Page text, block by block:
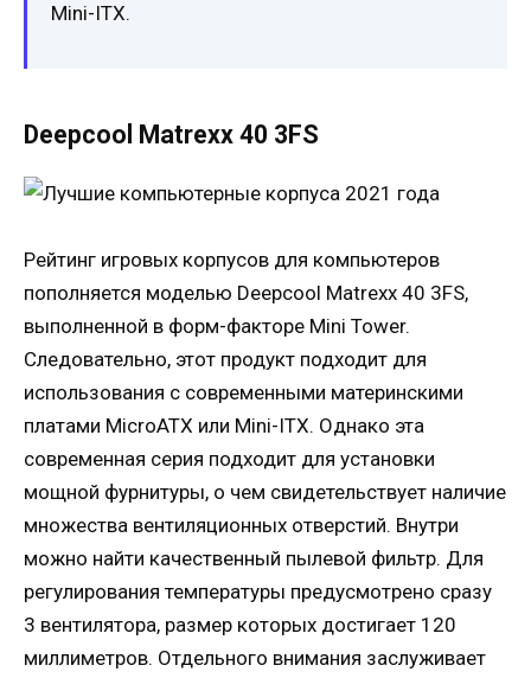
Mini-ITX.
Deepcool Matrexx 40 3FS
Рейтинг игровых корпусов для компьютеров
пополняется моделью Deepcool Matrexx 40 3FS,
выполненной в форм-факторе Mini Tower.
Следовательно, этот продукт подходит для
использования с современными материнскими
платами MicroATX или Mini-ITX. Однако эта
современная серия подходит для установки
мощной фурнитуры, о чем свидетельствует наличие
множества вентиляционных отверстий. Внутри
можно найти качественный пылевой фильтр. Для
регулирования температуры предусмотрено сразу
3 вентилятора, размер которых достигает 120
миллиметров. Отдельного внимания заслуживает